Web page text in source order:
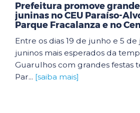
Prefeitura promove
juninas no CEU Paraíso-
Parque Fracalanza e no
Entre os dias 19 de junho e 5 de
juninos mais esperados da
Guarulhos com grandes festas
Par... [saiba mais]